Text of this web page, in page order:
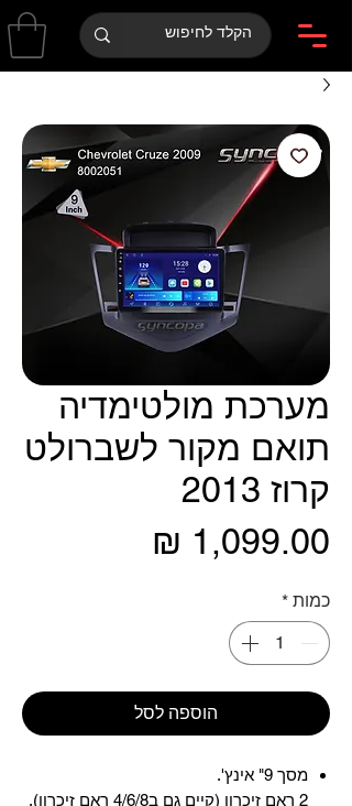
מערכת מולטימדיה
תואם מקור לשברולט
קרוז 2013
כמות *
הוספה לסל
מסך 9" אינץ'.
2 ראם זיכרון (קיים גם ב4/6/8 ראם זיכרון).